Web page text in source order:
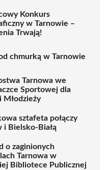
Konkurs
w Tarnowie –
Trwają!
chmurką w Tarnowie
Tarnowa we
Sportowej dla
Młodzieży
sztafeta połączy
i Bielsko-Białą
o zaginionych
Tarnowa w
Bibliotece Publicznej